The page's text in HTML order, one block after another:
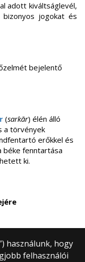
adott kiváltságlevél,
bizonyos jogokat és
bejelentő
(sarkār) élén álló
a törvények
erőkkel és
béke fenntartása
ki.
használunk, hogy
felhasználói